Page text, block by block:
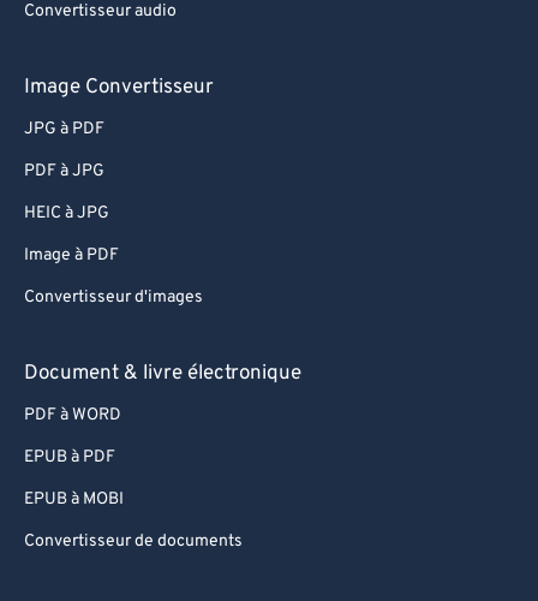
Convertisseur audio
Image Convertisseur
JPG à PDF
PDF à JPG
HEIC à JPG
Image à PDF
Convertisseur d'images
Document & livre électronique
PDF à WORD
EPUB à PDF
EPUB à MOBI
Convertisseur de documents